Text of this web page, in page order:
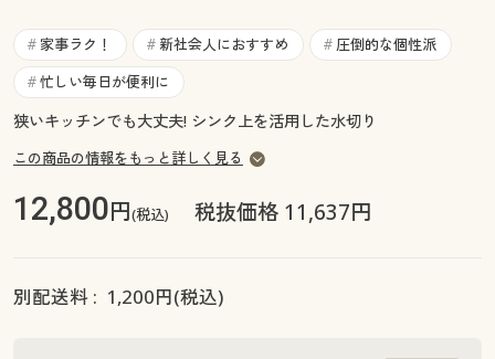
お気に入り
サポート
ご利用ガイド
よくある質問とお問い合わせ
サポート
ご利用ガイド
# 家事ラク！ # 新社会人におすすめ # 圧倒的な個性派
# 忙しい毎日が便利に
狭いキッチンでも大丈夫! シンク上を活用した水切り
この商品の情報をもっと詳しく見る
12,800円(税込) 税抜価格 11,637円
別配送料 : 1,200円(税込)